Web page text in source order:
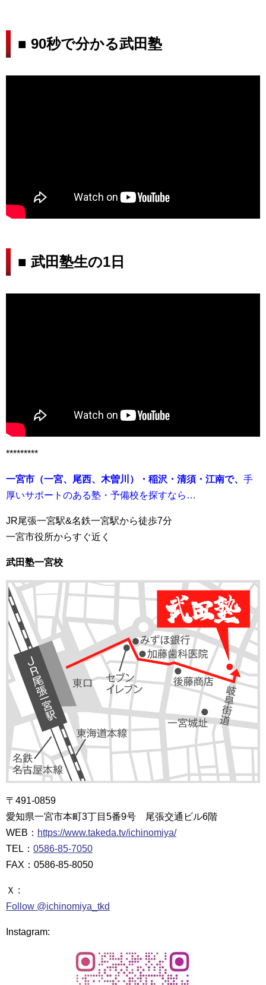
■ 90秒で分かる武田塾
■ 武田塾生の1日
*********
一宮市（一宮、尾西、木曽川）・稲沢・清須・江南で、 手
厚いサポートのある塾・予備校を探すなら…
JR尾張一宮駅&名鉄一宮駅から徒歩7分
一宮市役所からすぐ近く
武田塾一宮校
〒491-0859
愛知県一宮市本町3丁目5番9号 尾張交通ビル6階
WEB： https://www.takeda.tv/ichinomiya/
TEL： 0586-85-7050
FAX：0586-85-8050
Ｘ :
Follow @ichinomiya_tkd
Instagram: